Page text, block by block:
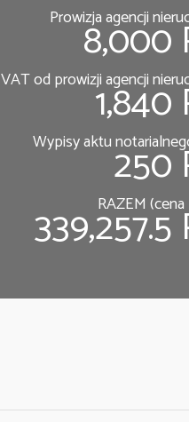
Prowizja agencji
8,000
VAT od prowizji agencji
1,840
Wypisy aktu250
RAZEM
339,257.5